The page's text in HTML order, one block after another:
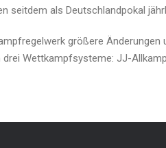
seitdem als Deutschlandpokal
größere
Wettkampfsysteme: JJ-